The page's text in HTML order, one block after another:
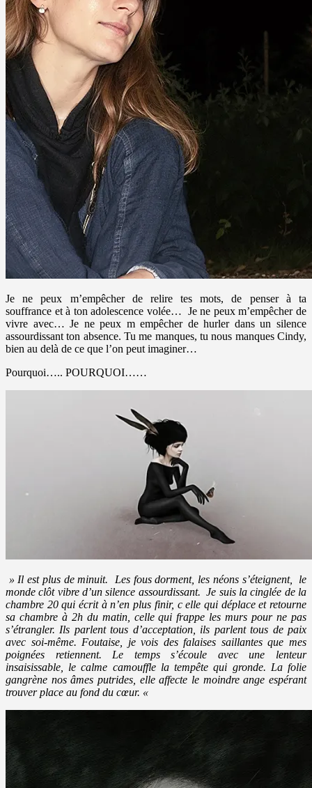
Je ne peux m’empêcher de relire tes mots, de penser à ta
souffrance et à ton adolescence volée… Je ne peux m’empêcher de
vivre avec… Je ne peux m empêcher de hurler dans un silence
assourdissant ton absence. Tu me manques, tu nous manques Cindy,
bien au delà de ce que l’on peut imaginer…
Pourquoi….. POURQUOI……
» Il est plus de minuit. Les fous dorment, les néons s’éteignent, le
monde clôt vibre d’un silence assourdissant. Je suis la cinglée de la
chambre 20 qui écrit à n’en plus finir, c elle qui déplace et retourne
sa chambre à 2h du matin, celle qui frappe les murs pour ne pas
s’étrangler. Ils parlent tous d’acceptation, ils parlent tous de paix
avec soi-même. Foutaise, je vois des falaises saillantes que mes
poignées retiennent. Le temps s’écoule avec une lenteur
insaisissable, le calme camouffle la tempête qui gronde. La folie
gangrène nos âmes putrides, elle affecte le moindre ange espérant
trouver place au fond du cœur. «